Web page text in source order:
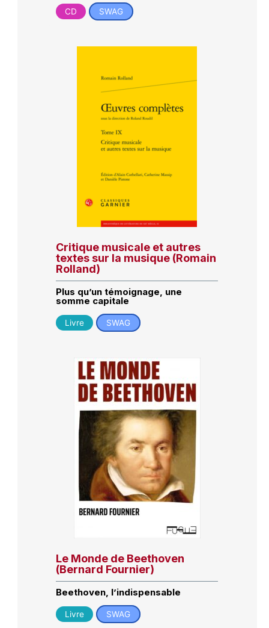
CD SWAG
Critique musicale et autres
textes sur la musique (Romain
Rolland)
Plus qu’un témoignage, une
somme capitale
Livre SWAG
Le Monde de Beethoven
(Bernard Fournier)
Beethoven, l’indispensable
Livre SWAG